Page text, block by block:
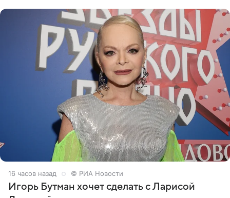
16 часов назад © РИА Новости
Игорь Бутман хочет сделать с Ларисой